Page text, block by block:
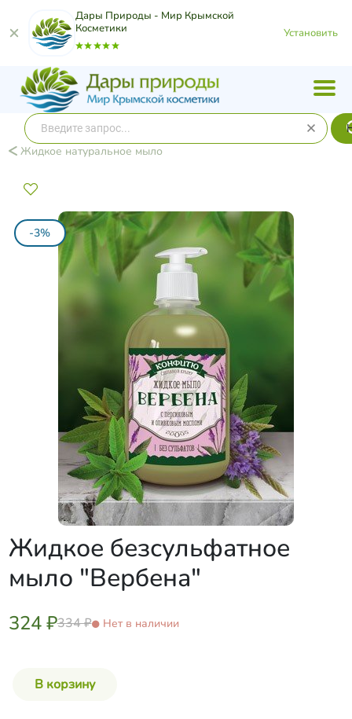
Дары Природы - Мир Крымской
Косметики
Установить
Жидкое натуральное мыло
-3%
Жидкое безсульфатное
мыло "Вербена"
324 ₽334 ₽ Нет в наличии